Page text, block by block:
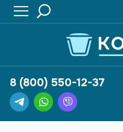
8 (800) 550-12-37